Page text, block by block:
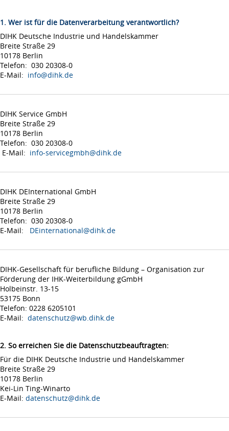
1. Wer ist für die Datenverarbeitung verantwortlich?
DIHK Deutsche Industrie und Handelskammer
Breite Straße 29
10178 Berlin
Telefon: 030 20308-0
E-Mail: info@dihk.de
DIHK Service GmbH
Breite Straße 29
10178 Berlin
Telefon: 030 20308-0
E-Mail: info-servicegmbh@dihk.de
DIHK DEInternational GmbH
Breite Straße 29
10178 Berlin
Telefon: 030 20308-0
E-Mail: DEinternational@dihk.de
DIHK-Gesellschaft für berufliche Bildung – Organisation zur
Förderung der IHK-Weiterbildung gGmbH
Holbeinstr. 13-15
53175 Bonn
Telefon: 0228 6205101
E-Mail: datenschutz@wb.dihk.de
2. So erreichen Sie die Datenschutzbeauftragten:
Für die DIHK Deutsche Industrie und Handelskammer
Breite Straße 29
10178 Berlin
Kei-Lin Ting-Winarto
E-Mail: datenschutz@dihk.de